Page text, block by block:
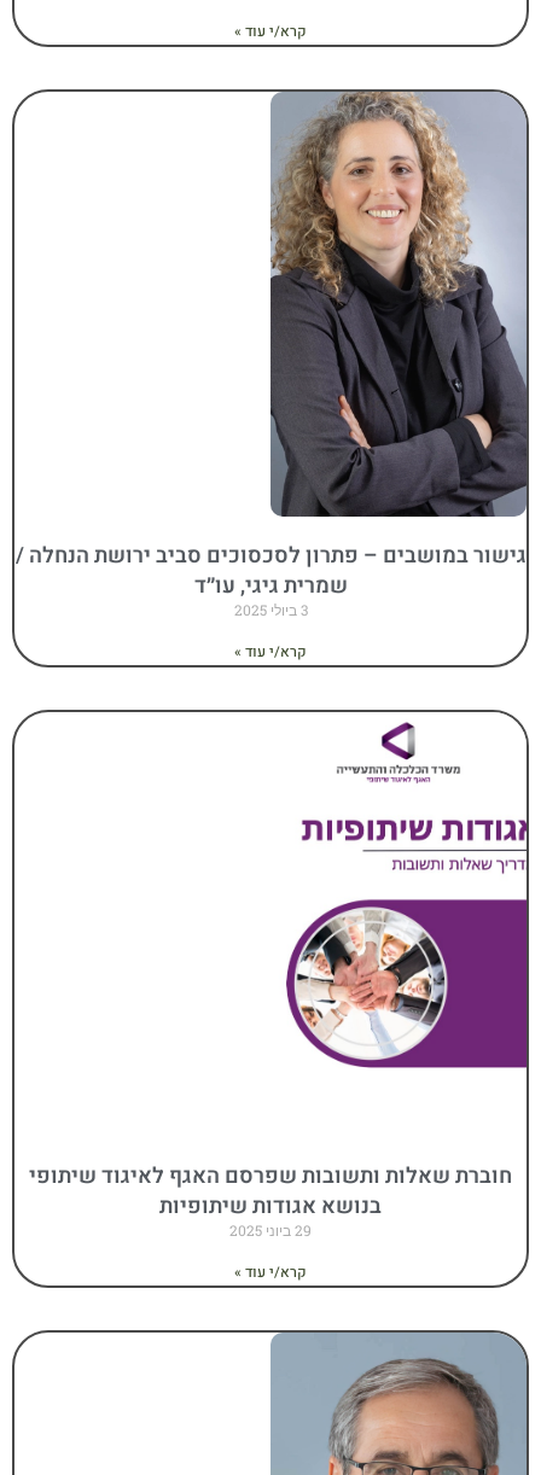
קרא/י עוד »
גישור במושבים – פתרון לסכסוכים סביב ירושת הנחלה /
שמרית גיגי, עו״ד
3 ביולי 2025
קרא/י עוד »
חוברת שאלות ותשובות שפרסם האגף לאיגוד שיתופי
בנושא אגודות שיתופיות
29 ביוני 2025
קרא/י עוד »